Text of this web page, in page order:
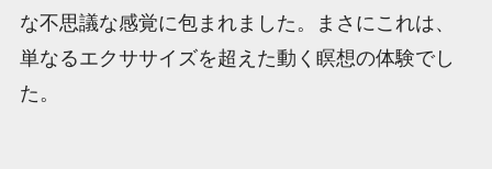
な不思議な感覚に包まれました。まさにこれは、
単なるエクササイズを超えた動く瞑想の体験でし
た。